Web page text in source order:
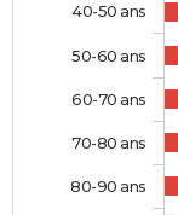
40-50 ans
50-60 ans
60-70 ans
70-80 ans
80-90 ans